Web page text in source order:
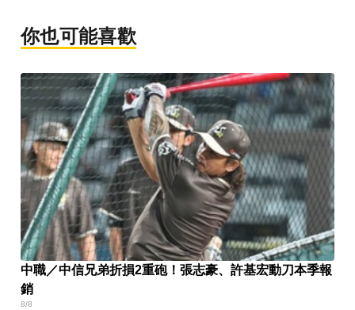
你也可能喜歡
中職／中信兄弟折損2重砲！張志豪、許基宏動刀本季報
銷
8/8